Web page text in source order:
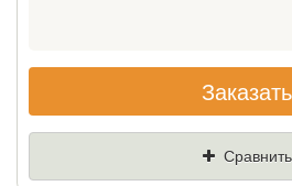
работы с клавиатурой.
Заказать
Сравнить